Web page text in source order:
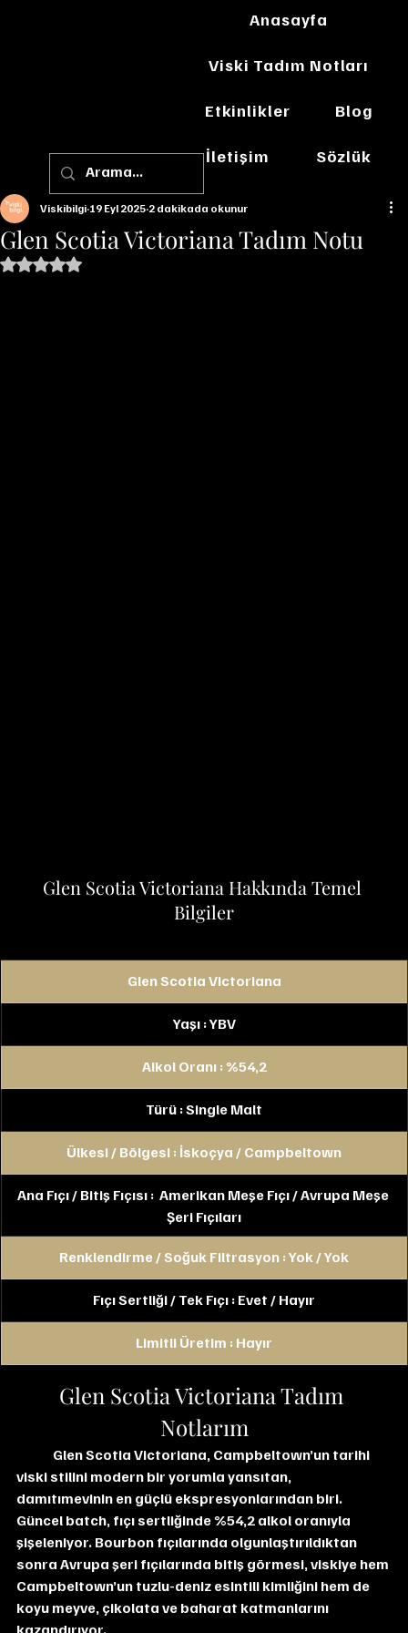
Anasayfa
Viski Tadım Notları
Etkinlikler Blog
İletişim Sözlük
Glen Scotia Victoriana Tadım Notu
Viskibilgi 19 Eyl 2025 2 dakikada okunur
5 üzerinden NaN yıldız
Glen Scotia Victoriana Hakkında Temel
Bilgiler
Glen Scotia Victoriana
Yaşı : YBV
Alkol Oranı : %54,2
Türü : Single Malt
Ülkesi / Bölgesi : İskoçya / Campbeltown
Ana Fıçı / Bitiş Fıçısı :  Amerikan Meşe Fıçı / Avrupa Meşe
Şeri Fıçıları
Renklendirme / Soğuk Filtrasyon : Yok / Yok
Fıçı Sertliği / Tek Fıçı : Evet / Hayır
Limitli Üretim : Hayır
Glen Scotia Victoriana Tadım
Notlarım
viski stilini modern bir yorumla yansıtan,
damıtımevinin en güçlü ekspresyonlarından biri.
Güncel batch, fıçı sertliğinde %54,2 alkol oranıyla
şişeleniyor. Bourbon fıçılarında olgunlaştırıldıktan
sonra Avrupa şeri fıçılarında bitiş görmesi, viskiye hem
Campbeltown’un tuzlu-deniz esintili kimliğini hem de
koyu meyve, çikolata ve baharat katmanlarını
kazandırıyor.